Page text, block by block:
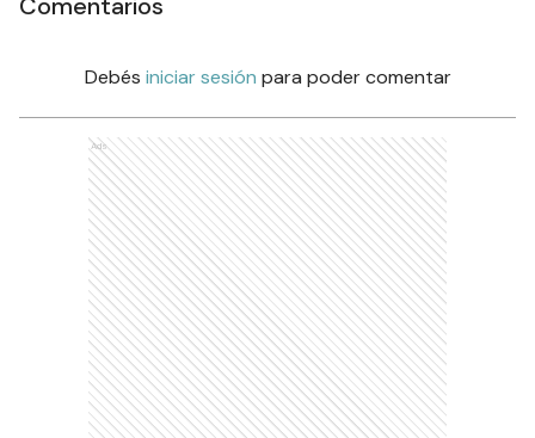
Debés iniciar sesión para poder comentar
Ads